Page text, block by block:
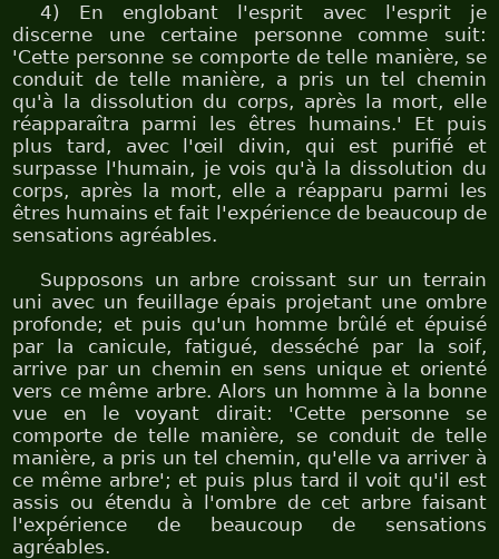
4) En englobant l'esprit avec l'esprit je
discerne une certaine personne comme suit:
'Cette personne se comporte de telle manière, se
conduit de telle manière, a pris un tel chemin
qu'à la dissolution du corps, après la mort, elle
réapparaîtra parmi les êtres humains.' Et puis
plus tard, avec l'œil divin, qui est purifié et
surpasse l'humain, je vois qu'à la dissolution du
corps, après la mort, elle a réapparu parmi les
êtres humains et fait l'expérience de beaucoup de
sensations agréables.
Supposons un arbre croissant sur un terrain
uni avec un feuillage épais projetant une ombre
profonde; et puis qu'un homme brûlé et épuisé
par la canicule, fatigué, desséché par la soif,
arrive par un chemin en sens unique et orienté
vers ce même arbre. Alors un homme à la bonne
vue en le voyant dirait: 'Cette personne se
comporte de telle manière, se conduit de telle
manière, a pris un tel chemin, qu'elle va arriver à
ce même arbre'; et puis plus tard il voit qu'il est
assis ou étendu à l'ombre de cet arbre faisant
l'expérience de beaucoup de sensations
agréables.